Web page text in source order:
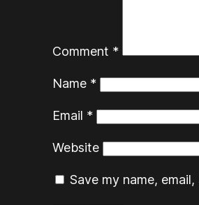
Comment *
Name *
Email *
Website
Save my name,